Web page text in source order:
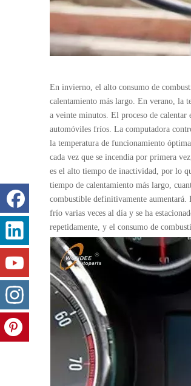
En invierno, el alto consumo de
calentamiento más largo. En verano, la
a veinte minutos. El proceso de calentar
automóviles fríos. La computadora
la temperatura de funcionamiento
cada vez que se incendia por primera
es el alto tiempo de inactividad, por lo
tiempo de calentamiento más largo,
combustible definitivamente
frío varias veces al día y se ha
repetidamente, y el consumo de